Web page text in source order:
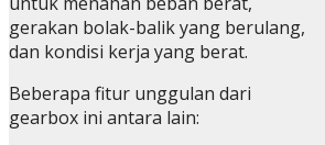
gerakan bolak-balik yang berulang,
dan kondisi kerja yang berat.
Beberapa fitur unggulan dari
gearbox ini antara lain: